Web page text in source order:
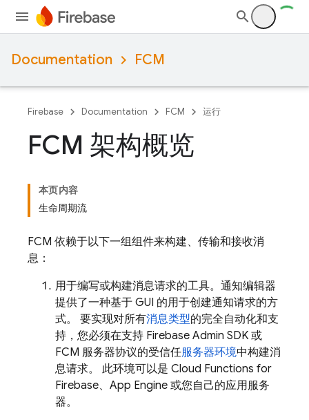
Documentation FCM
Firebase Documentation FCM 运行
FCM 架构概览
本页内容
生命周期流
FCM 依赖于以下一组组件来构建、传输和接收消
息：
用于编写或构建消息请求的工具。通知编辑器
提供了一种基于 GUI 的用于创建通知请求的方
式。 要实现对所有消息类型的完全自动化和支
持，您必须在支持 Firebase Admin SDK 或
FCM 服务器协议的受信任服务器环境中构建消
息请求。 此环境可以是 Cloud Functions for
Firebase、 App Engine 或您自己的应用服务
器。